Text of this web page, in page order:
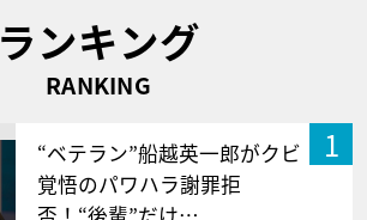
ランキング
RANKING
1
“ベテラン”船越英一郎がクビ
覚悟のパワハラ謝罪拒